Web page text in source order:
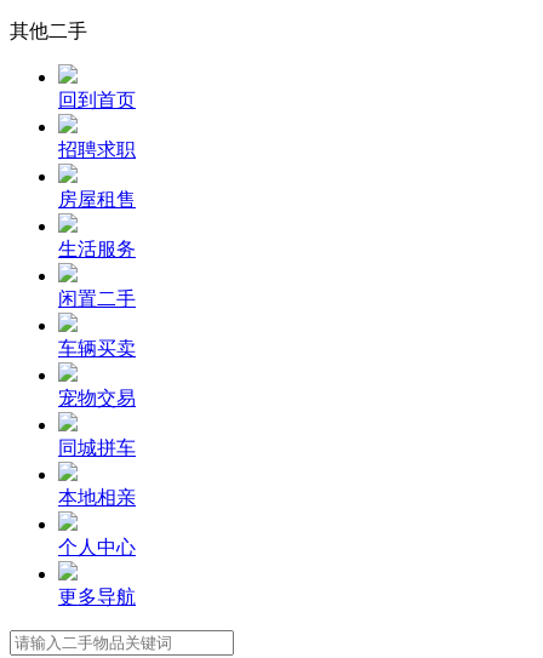
其他二手
回到首页
招聘求职
房屋租售
生活服务
闲置二手
车辆买卖
宠物交易
同城拼车
本地相亲
个人中心
更多导航